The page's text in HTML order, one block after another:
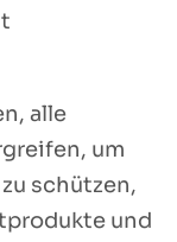
alle
um
schützen,
und